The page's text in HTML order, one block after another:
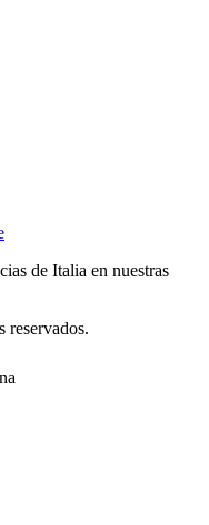
de Italia en nuestras
reservados.